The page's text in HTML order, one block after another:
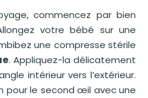
commencez par bien
votre bébé sur une
une compresse stérile
. Appliquez-la délicatement
intérieur vers l’extérieur.
pour le second œil avec une